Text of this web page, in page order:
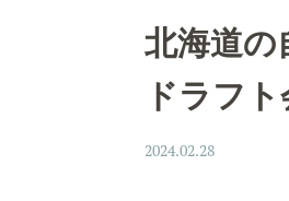
北海道の
ドラフ
2024.02.28